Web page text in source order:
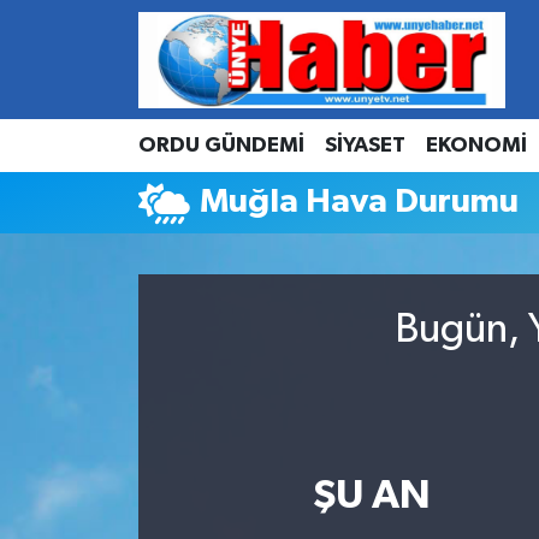
ORDU GÜNDEMİ SİYASET EKONOMİ
Muğla Hava Durumu
Bugün,
ŞU AN
Hava Durumu
Trafik Durumu
Süper Lig Puan Durumu ve Fikstür
Tüm Manşetler